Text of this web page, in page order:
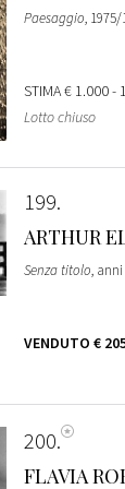
Paesaggio, 1975/
STIMA€ 1.000 -
Lotto chiuso
199
ARTHUR
Senza titolo, anni
VENDUTO €
200
FLAVIA